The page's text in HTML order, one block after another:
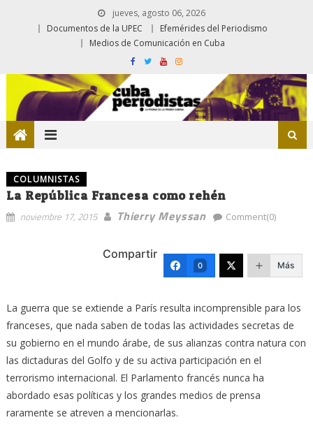
jueves, agosto 06, 2026
Documentos de la UPEC
Efemérides del Periodismo
Medios de Comunicación en Cuba
COLUMNISTAS
La República Francesa como rehén
noviembre 17, 2015 Thierry Meyssan Comment(0)
Compartir
0 Más
La guerra que se extiende a París resulta incomprensible para los
franceses, que nada saben de todas las actividades secretas de
su gobierno en el mundo árabe, de sus alianzas contra natura con
las dictaduras del Golfo y de su activa participación en el
terrorismo internacional. El Parlamento francés nunca ha
abordado esas políticas y los grandes medios de prensa
raramente se atreven a mencionarlas.